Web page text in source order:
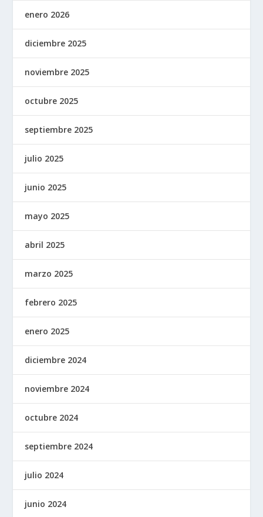
enero 2026
diciembre 2025
noviembre 2025
octubre 2025
septiembre 2025
julio 2025
junio 2025
mayo 2025
abril 2025
marzo 2025
febrero 2025
enero 2025
diciembre 2024
noviembre 2024
octubre 2024
septiembre 2024
julio 2024
junio 2024